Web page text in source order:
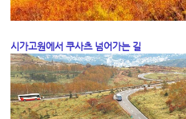
시가고원에서 쿠사츠 넘어가는 길